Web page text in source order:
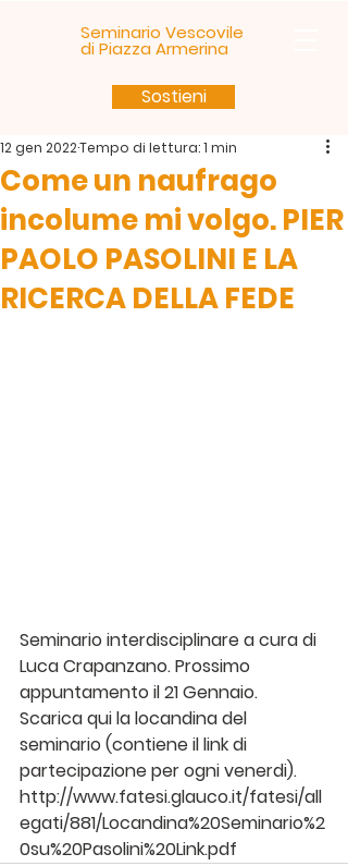
Seminario Vescovile
di Piazza Armerina
Sostieni
Come un naufrago
incolume mi volgo. PIER
PAOLO PASOLINI E LA
RICERCA DELLA FEDE
12 gen 2022Tempo di lettura: 1 min
Seminario interdisciplinare a cura di
Luca Crapanzano. Prossimo
appuntamento il 21 Gennaio.
Scarica qui la locandina del
seminario (contiene il link di
partecipazione per ogni venerdi).
http://www.fatesi.glauco.it/fatesi/all
egati/881/Locandina%20Seminario%2
0su%20Pasolini%20Link.pdf